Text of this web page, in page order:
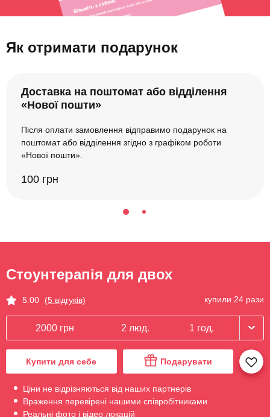
Як отримати подарунок
Доставка на поштомат або відділення
«Нової пошти»
Після оплати замовлення відправимо подарунок на
поштомат або відділення згідно з графіком роботи
«Нової пошти».
100 грн
Стоунтерапія для двох
5.00 (5 відгуків) купили 24 рази
2000 грн 2 люд. 1 год.
Купити для себе Подарувати
Ціни не відрізняються від наших партнерів
Враження перевірені нашими співробітниками
Реальні фото і відео локацій